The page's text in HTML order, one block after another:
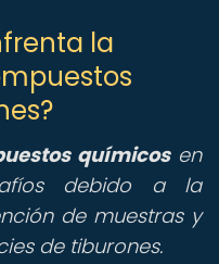
la
químicosen
debido a la
de muestras y
de tiburones.